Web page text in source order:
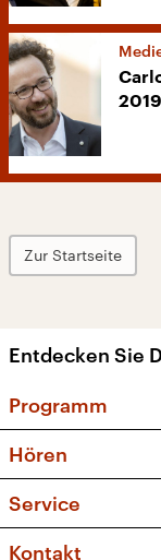
Zur Startseite
Entdecken Sie
Programm
Musikliste
Kakadu –
Hören
Service
FAQ
Kontakt